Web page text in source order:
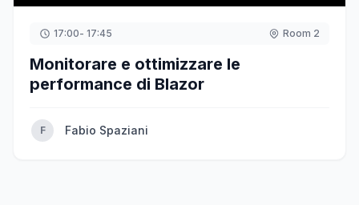
17:00- 17:45 Room 2
Monitorare e ottimizzare le
performance di Blazor
F Fabio Spaziani